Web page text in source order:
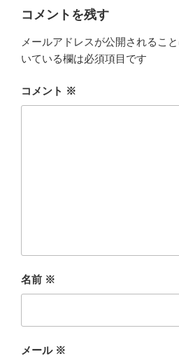
k
コメントを残す
メールアドレスが公開されること
いている欄は必須項目です
コメント ※
名前 ※
メール ※